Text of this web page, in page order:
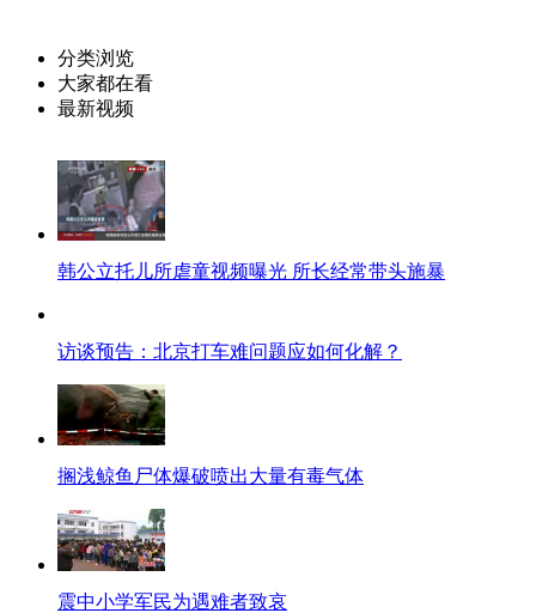
分类浏览
大家都在看
最新视频
韩公立托儿所虐童视频曝光 所长经常带头施暴
访谈预告：北京打车难问题应如何化解？
搁浅鲸鱼尸体爆破喷出大量有毒气体
震中小学军民为遇难者致哀